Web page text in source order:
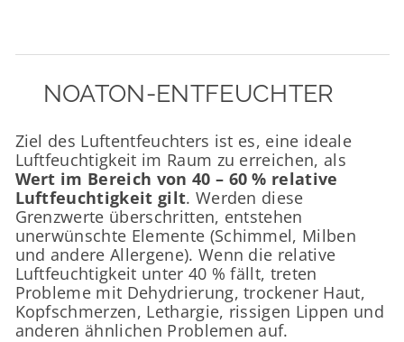
NOATON-ENTFEUCHTER
Ziel des Luftentfeuchters ist es, eine ideale
Luftfeuchtigkeit im Raum zu erreichen, als
Wert im Bereich von 40 – 60 % relative
Luftfeuchtigkeit gilt. Werden diese
Grenzwerte überschritten, entstehen
unerwünschte Elemente (Schimmel, Milben
und andere Allergene). Wenn die relative
Luftfeuchtigkeit unter 40 % fällt, treten
Probleme mit Dehydrierung, trockener Haut,
Kopfschmerzen, Lethargie, rissigen Lippen und
anderen ähnlichen Problemen auf.